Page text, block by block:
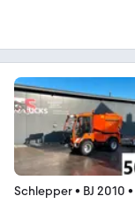
Schlepper• BJ 2010 •